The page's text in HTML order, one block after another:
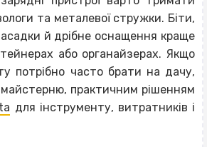
та металевої стружки. Біти,
й дрібне оснащення краще
або органайзерах. Якщо
потрібно часто брати на дачу,
майстерню, практичним рішенням
для інструменту, витратників і